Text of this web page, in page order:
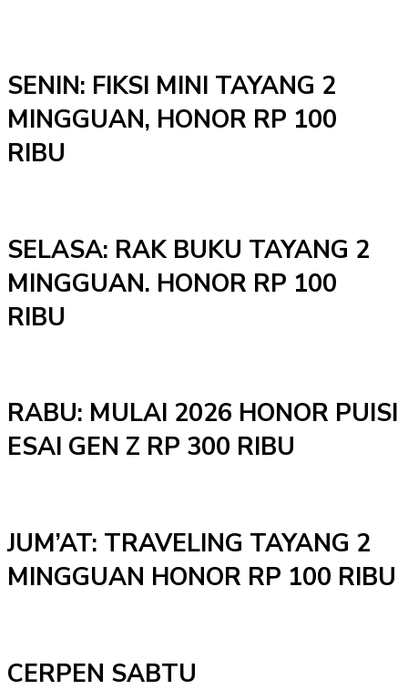
SENIN: FIKSI MINI TAYANG 2
MINGGUAN, HONOR RP 100
RIBU
SELASA: RAK BUKU TAYANG 2
MINGGUAN. HONOR RP 100
RIBU
RABU: MULAI 2026 HONOR PUISI
ESAI GEN Z RP 300 RIBU
JUM’AT: TRAVELING TAYANG 2
MINGGUAN HONOR RP 100 RIBU
CERPEN SABTU